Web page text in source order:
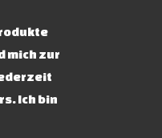
mich zur
Ich bin